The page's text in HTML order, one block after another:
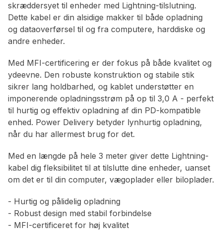
skræddersyet til enheder med Lightning-tilslutning.
Dette kabel er din alsidige makker til både opladning
og dataoverførsel til og fra computere, harddiske og
andre enheder.
Med MFI-certificering er der fokus på både kvalitet og
ydeevne. Den robuste konstruktion og stabile stik
sikrer lang holdbarhed, og kablet understøtter en
imponerende opladningsstrøm på op til 3,0 A - perfekt
til hurtig og effektiv opladning af din PD-kompatible
enhed. Power Delivery betyder lynhurtig opladning,
når du har allermest brug for det.
Med en længde på hele 3 meter giver dette Lightning-
kabel dig fleksibilitet til at tilslutte dine enheder, uanset
om det er til din computer, vægoplader eller biloplader.
- Hurtig og pålidelig opladning
- Robust design med stabil forbindelse
- MFI-certificeret for høj kvalitet